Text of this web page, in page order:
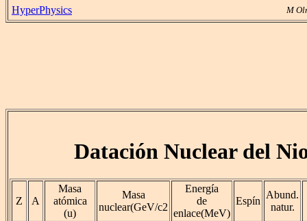
HyperPhysics M
Datación Nuclear del
Z A
Masa
atómica
(u)
Masa
nuclear(GeV/c2
Energía
de
enlace(MeV)
Espín
Abund.
natur.